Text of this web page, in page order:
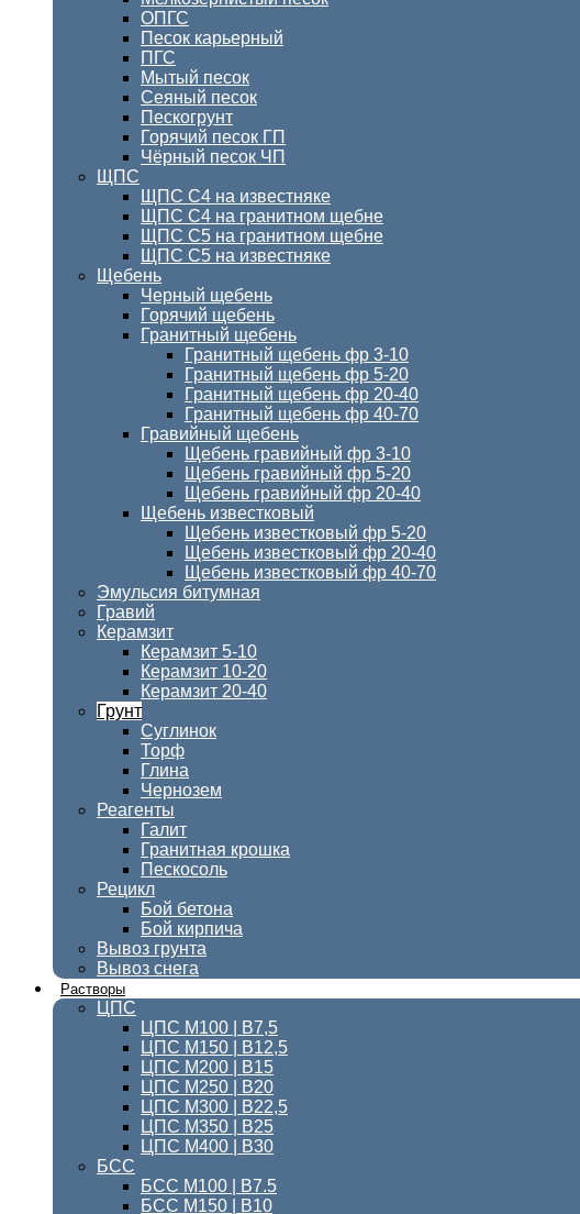
ОПГС
Песок карьерный
ПГС
Мытый песок
Сеяный песок
Пескогрунт
Горячий песок ГП
Чёрный песок ЧП
ЩПС
ЩПС С4 на известняке
ЩПС С4 на гранитном щебне
ЩПС С5 на гранитном щебне
ЩПС С5 на известняке
Щебень
Черный щебень
Горячий щебень
Гранитный щебень
Гранитный щебень фр 3-10
Гранитный щебень фр 5-20
Гранитный щебень фр 20-40
Гранитный щебень фр 40-70
Гравийный щебень
Щебень гравийный фр 3-10
Щебень гравийный фр 5-20
Щебень гравийный фр 20-40
Щебень известковый
Щебень известковый фр 5-20
Щебень известковый фр 20-40
Щебень известковый фр 40-70
Эмульсия битумная
Гравий
Керамзит
Керамзит 5-10
Керамзит 10-20
Керамзит 20-40
Грунт
Суглинок
Торф
Глина
Чернозем
Реагенты
Галит
Гранитная крошка
Пескосоль
Рецикл
Бой бетона
Бой кирпича
Вывоз грунта
Вывоз снега
Растворы
ЦПС
ЦПС М100 | B7,5
ЦПС М150 | В12,5
ЦПС М200 | В15
ЦПС М250 | В20
ЦПС М300 | B22,5
ЦПС М350 | В25
ЦПС M400 | B30
БСС
БСС М100 | B7.5
БСС М150 | В10